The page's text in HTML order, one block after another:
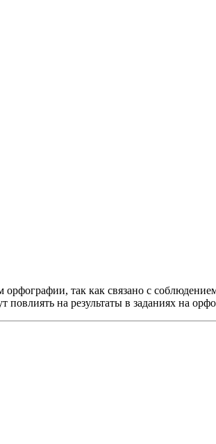
орфографии, так как связано с
на результаты в заданиях на